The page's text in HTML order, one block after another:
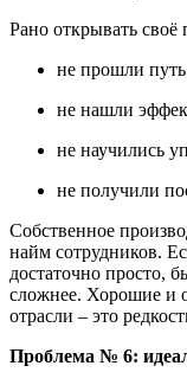
Рано открывать своё
не прошли путь
не нашли
не научились
не получили
Собственное
найм сотрудников.
достаточно просто,
сложнее. Хорошие и
отрасли – это
Проблема № 6: